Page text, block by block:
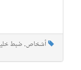
أشخاص, ضبط